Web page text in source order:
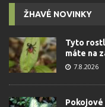
ŽHAVÉ NOVINKY
Tyto
máte na
7.8.2026